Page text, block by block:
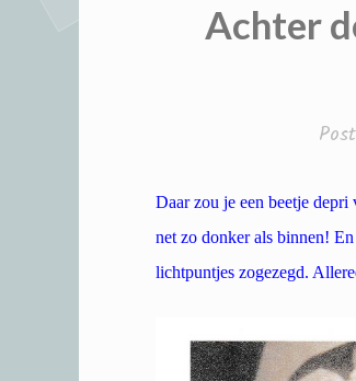
Achter
Daar zou je een beetje depri
net zo donker als binnen!
lichtpuntjes zogezegd.